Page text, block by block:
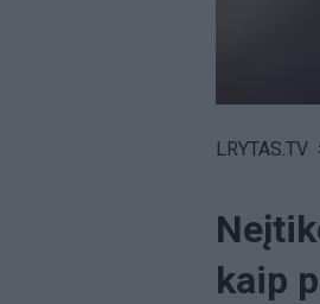
LRYTAS.TV
kaip